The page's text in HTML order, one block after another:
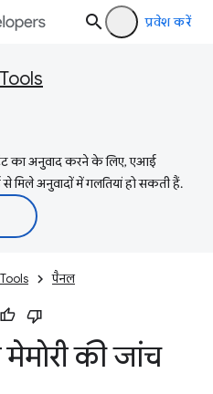
प्रवेश करें
का अनुवाद करने के लिए, एआई
मिले अनुवादों में गलतियां हो सकती हैं.
पैनल
की जांच